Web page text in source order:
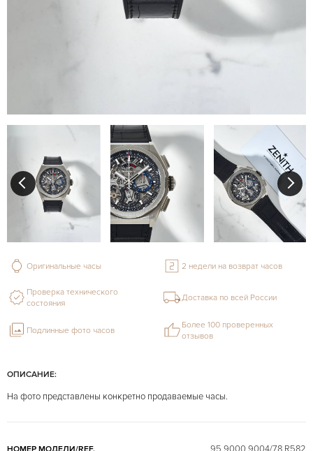
ОПИСАНИЕ:
На фото представлены конкретно продаваемые часы.
95.9000.9004/78.R582
Оригинальные часы 2 недели на возврат часов
Проверка технического
состояния
Доставка по всей России
Подлинные фото часов
Более 100 проверенных
отзывов